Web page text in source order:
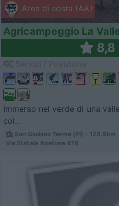
Area di sosta (AA)
Agricampeggio La
8,8
Immerso nel verde di una
col...
San Giuliano Terme (PI) - 126.9km
Via Statale Abetone 478